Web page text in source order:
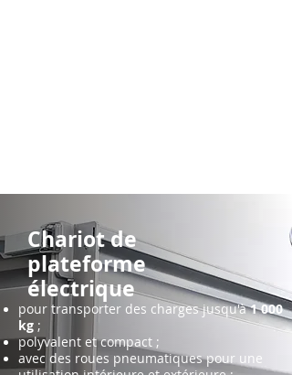
Chariot de
plateforme
électrique
pour transporter des charges jusqu'à1 000
kg ;
polyvalent et compact ;
avec des roues pneumatiques pour une